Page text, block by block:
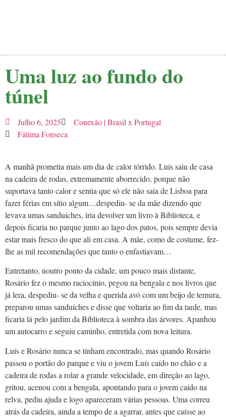
Uma luz ao fundo do
túnel
Julho 6, 2025
Conexão | Brasil x Portugal
Fátima Fonseca
A manhã prometia mais um dia de calor tórrido. Luís saiu de casa
na cadeira de rodas, extremamente aborrecido, porque não
suportava tanto calor e sentia que só ele não saía de Lisboa para
fazer férias em sítio algum…despediu- se da mãe dizendo que
levava umas sanduíches, iria devolver um livro à Biblioteca, e
depois ficaria no parque junto ao lago dos patos, pois sempre devia
estar mais fresco do que ali em casa. A mãe, como de costume, fez-
lhe as mil recomendações que tanto o enfastiavam…
Entretanto, noutro ponto da cidade, um pouco mais distante,
Rosário fez o mesmo raciocínio, pegou na bengala e nos livros que
já lera, despediu- se da velha e querida avó com um beijo de ternura,
preparou umas sanduíches e disse que voltaria ao fim da tarde, mas
ficaria lá pelo jardim da Biblioteca à sombra das árvores. Apanhou
um autocarro e seguiu caminho, entretida com nova leitura.
Luís e Rosário nunca se tinham encontrado, mas quando Rosário
passou o portão do parque e viu o jovem Luís caído no chão e a
cadeira de rodas a rolar a grande velocidade, em direção ao lago,
gritou, acenou com a bengala, apontando para o jovem caído na
relva, pediu ajuda e logo apareceram várias pessoas. Uma correu
atrás da cadeira, ainda a tempo de a agarrar, antes que caísse ao